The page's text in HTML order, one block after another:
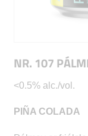
NR. 107
<0.5% alc./vol.
PIÑA COLADA